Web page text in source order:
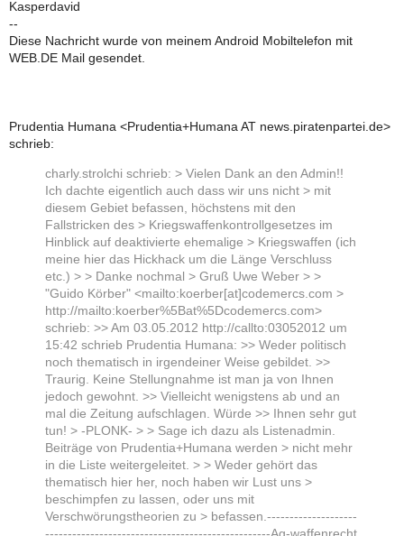
Kasperdavid
--
Diese Nachricht wurde von meinem Android Mobiltelefon mit
WEB.DE Mail gesendet.
Prudentia Humana <Prudentia+Humana AT news.piratenpartei.de>
schrieb:
charly.strolchi schrieb: > Vielen Dank an den Admin!!
Ich dachte eigentlich auch dass wir uns nicht > mit
diesem Gebiet befassen, höchstens mit den
Fallstricken des > Kriegswaffenkontrollgesetzes im
Hinblick auf deaktivierte ehemalige > Kriegswaffen (ich
meine hier das Hickhack um die Länge Verschluss
etc.) > > Danke nochmal > Gruß Uwe Weber > >
"Guido Körber" <mailto:koerber[at]codemercs.com >
http://mailto:koerber%5Bat%5Dcodemercs.com>
schrieb: >> Am 03.05.2012 http://callto:03052012 um
15:42 schrieb Prudentia Humana: >> Weder politisch
noch thematisch in irgendeiner Weise gebildet. >>
Traurig. Keine Stellungnahme ist man ja von Ihnen
jedoch gewohnt. >> Vielleicht wenigstens ab und an
mal die Zeitung aufschlagen. Würde >> Ihnen sehr gut
tun! > -PLONK- > > Sage ich dazu als Listenadmin.
Beiträge von Prudentia+Humana werden > nicht mehr
in die Liste weitergeleitet. > > Weder gehört das
thematisch hier her, noch haben wir Lust uns >
beschimpfen zu lassen, oder uns mit
Verschwörungstheorien zu > befassen.--------------------